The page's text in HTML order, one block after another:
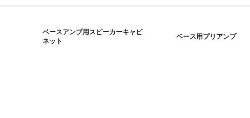
ベースアンプ用スピーカーキャビ
ネット
ベース用プリアンプ